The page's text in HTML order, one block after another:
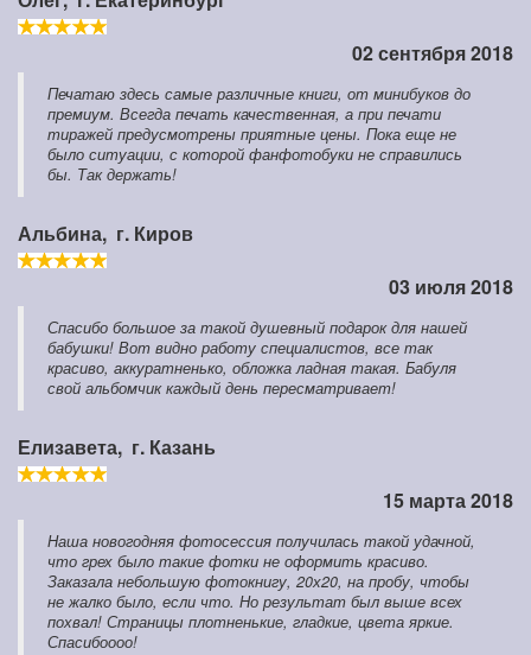
02 сентября 2018
Печатаю здесь самые различные книги, от минибуков до
премиум. Всегда печать качественная, а при печати
тиражей предусмотрены приятные цены. Пока еще не
было ситуации, с которой фанфотобуки не справились
бы. Так держать!
Альбина, г. Киров
03 июля 2018
Спасибо большое за такой душевный подарок для нашей
бабушки! Вот видно работу специалистов, все так
красиво, аккуратненько, обложка ладная такая. Бабуля
свой альбомчик каждый день пересматривает!
Елизавета, г. Казань
15 марта 2018
Наша новогодняя фотосессия получилась такой удачной,
что грех было такие фотки не оформить красиво.
Заказала небольшую фотокнигу, 20х20, на пробу, чтобы
не жалко было, если что. Но результат был выше всех
похвал! Страницы плотненькие, гладкие, цвета яркие.
Спасибоооо!